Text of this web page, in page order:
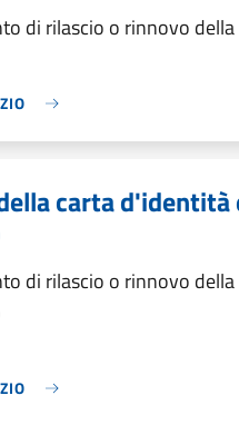
di rilascio o rinnovo
carta
di rilascio o rinnovo